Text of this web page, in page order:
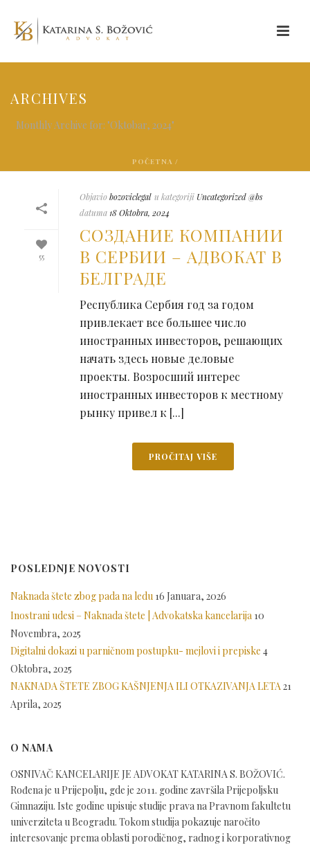
ARCHIVES
Monthly Archive for: "Oktobar, 2024"
POČETNA /
55
Objaviobozoviclegal u kategoriji Uncategorized @bs
datuma 18 Oktobra, 2024
СОЗДАНИЕ КОМПАНИИ
В СЕРБИИ – АДВОКАТ В
БЕЛГРАДЕ
Республика Сербия год за годом
привлекает все большее число
иностранных инвесторов, решающих
начать здесь новые деловые
проекты. Возросший интерес
иностранных инвесторов к местному
рынку привел к [...]
PROČITAJ VIŠE
POSLEDNJE NOVOSTI
Naknada štete zbog pada na ledu 16 Januara, 2026
Inostrani udesi – Naknada štete | Advokatska kancelarija 10
Novembra, 2025
Digitalni dokazi u parničnom postupku- mejlovi i prepiske 4
Oktobra, 2025
NAKNADA ŠTETE ZBOG KAŠNJENJA ILI OTKAZIVANJA LETA21
Aprila, 2025
O NAMA
OSNIVAČ KANCELARIJE JE ADVOKAT KATARINA S. BOŽOVIĆ.
Rođena je u Prijepolju, gde je 2011. godine završila Prijepoljsku
Gimnaziju. Iste godine upisuje studije prava na Pravnom fakultetu
univerziteta u Beogradu. Tokom studija pokazuje naročito
interesovanje prema oblasti porodičnog, radnog i korporativnog